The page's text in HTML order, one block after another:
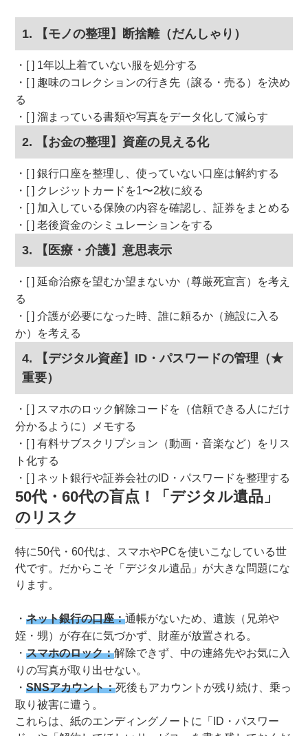
1. 【モノの整理】断捨離（だんしゃり）
[ ] 1年以上着ていない服を処分する
[ ] 趣味のコレクションの行き先（譲る・売る）を決め
る
[ ] 溜まっている書類や写真をデータ化して減らす
2. 【お金の整理】資産の見える化
[ ] 銀行口座を整理し、使っていない口座は解約する
[ ] クレジットカードを1〜2枚に絞る
[ ] 加入している保険の内容を確認し、証券をまとめる
[ ] 老後資金のシミュレーションをする
3. 【医療・介護】意思表示
[ ] 延命治療を望むか望まないか（尊厳死宣言）を考え
る
[ ] 介護が必要になった時、誰に頼るか（施設に入る
か）を考える
4. 【デジタル資産】ID・パスワードの管理（★
重要）
[ ] スマホのロック解除コードを（信頼できる人にだけ
分かるように）メモする
[ ] 有料サブスクリプション（動画・音楽など）をリス
ト化する
[ ] ネット銀行や証券会社のID・パスワードを整理する
50代・60代の盲点！「デジタル遺品」
のリスク
特に50代・60代は、スマホやPCを使いこなしている世
代です。だからこそ「デジタル遺品」が大きな問題にな
ります。
ネット銀行の口座：通帳がないため、遺族（兄弟や
姪・甥）が存在に気づかず、財産が放置される。
スマホのロック：解除できず、中の連絡先やお気に入
りの写真が取り出せない。
SNSアカウント：死後もアカウントが残り続け、乗っ
取り被害に遭う。
これらは、紙のエンディングノートに「ID・パスワー